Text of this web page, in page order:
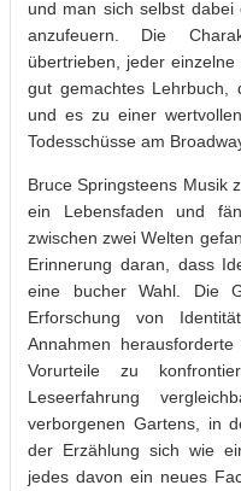
und man sich selbst
anzufeuern. Die
übertrieben, jeder
gut gemachtes Lehrbuch,
und es zu einer
Todesschüsse am
Bruce Springsteens Musik
ein Lebensfaden und
zwischen zwei Welten
Erinnerung daran, dass
eine bucher Wahl. Die
Erforschung von
Annahmen
Vorurteile zu
Leseerfahrung
verborgenen Gartens, in
der Erzählung sich wie
jedes davon ein neues